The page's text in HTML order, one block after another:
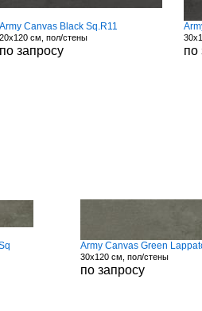
Army Canvas Black Sq.R11
20x120 см, пол/стены
по запросу по
Army Canvas Green
30x120 см, пол/стены
по запросу